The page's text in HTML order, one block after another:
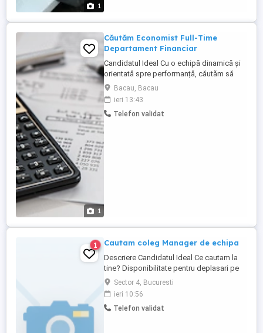
1
1
Căutăm Economist Full-Time
Departament Financiar
Candidatul Ideal Cu o echipă dinamică și
orientată spre performanță, căutăm să
aducem în echipa noastră un Economist
pentru a ne susține creșterea și
dezvoltarea continuă. Cerinte Studiile
superioare economice, specializarea
Bacau, Bacau
ieri 13:43
Telefon validat
1 Cautam coleg Manager de echipa
Descriere Candidatul Ideal Ce cautam la
tine? Disponibilitate pentru deplasari pe
teren (pozitia presupune 80% activitate de
teren) Abilitati de operare PC (Word, Excel,
Powerpoint); Foarte bune abilitati de
comunicare si negociere; Fire proactiva,
Sector 4, Bucuresti
ieri 10:56
Telefon validat